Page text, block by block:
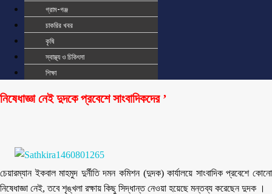
গ্রাম-গঞ্জ
চাকরির খবর
কৃষি
স্বাস্থ্য ও চিকিৎসা
শিক্ষা
নিষেধাজ্ঞা নেই দুদকে প্রবেশে সাংবাদিকদের ’
চেয়ারম্যান ইকবাল মাহমুদ দুর্নীতি দমন কমিশন (দুদক) কার্যালয়ে সাংবাদিক প্রবেশে কোনো
নিষেধাজ্ঞা নেই, তবে শৃঙ্খলা রক্ষায় কিছু সিদ্ধান্ত নেওয়া হয়েছে মন্তব্য করেছেন দুদক ।